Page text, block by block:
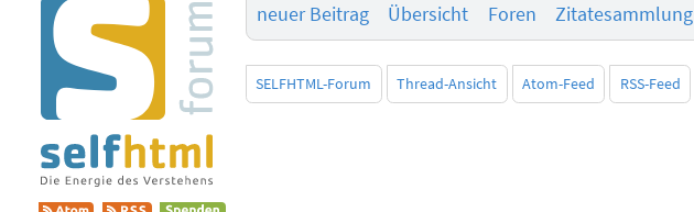
neuer Beitrag
Übersicht Foren Zitatesammlung
SELFHTML-Forum Thread-Ansicht Atom-Feed RSS-Feed